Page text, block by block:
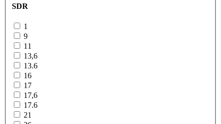
SDR
1
9
11
13,6
13.6
16
17
17,6
17.6
21